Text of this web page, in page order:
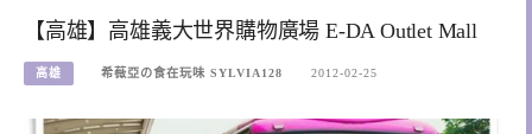
【高雄】高雄義大世界購物廣場 E-DA Outlet Mall
高雄 希薇亞の食在玩味 SYLVIA128 2012-02-25